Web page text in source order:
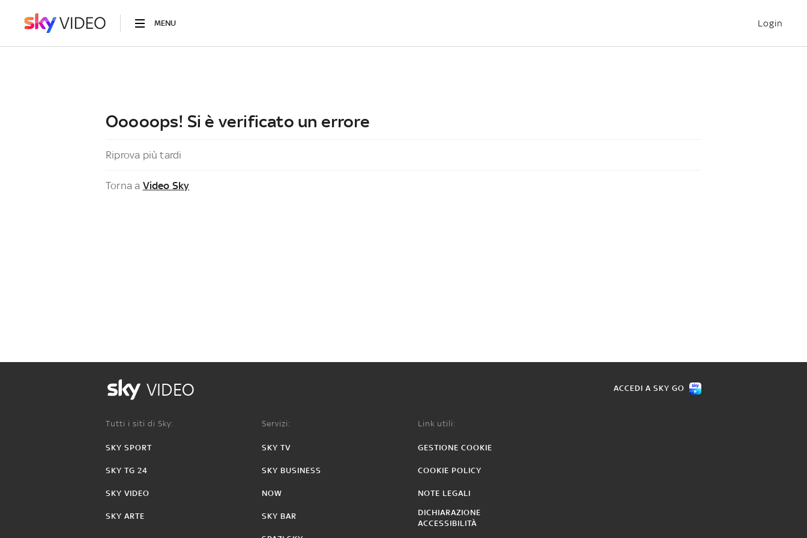
MENU Login
Ooooops! Si è verificato un errore
Riprova più tardi
Torna a Video Sky
VIDEO ACCEDI A SKY GO
Tutti i siti di Sky:
SKY SPORT
SKY TG 24
SKY VIDEO
SKY ARTE
Servizi:
SKY TV
SKY BUSINESS
NOW
SKY BAR
Link utili:
GESTIONE COOKIE
COOKIE POLICY
NOTE LEGALI
DICHIARAZIONE
ACCESSIBILITÀ